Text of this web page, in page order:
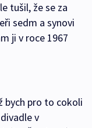
tušil, že se za
sedm a synovi
ji v roce 1967
bych pro to cokoli
v